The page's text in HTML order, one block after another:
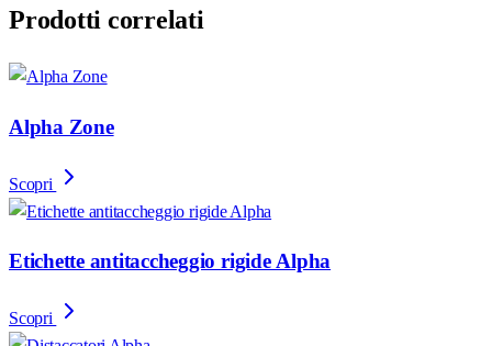
Prodotti correlati
Alpha Zone
Scopri
Etichette antitaccheggio rigide Alpha
Scopri